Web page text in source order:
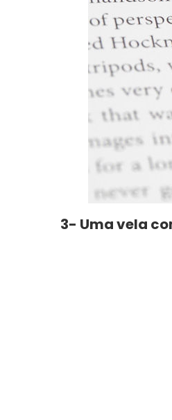
3- Uma vela